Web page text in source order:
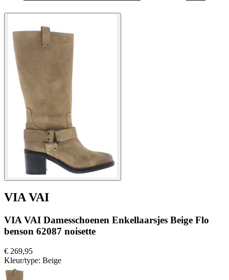
VIA VAI
VIA VAI Damesschoenen Enkellaarsjes Beige Flo
benson 62087 noisette
€ 269,95
Kleur/type: Beige